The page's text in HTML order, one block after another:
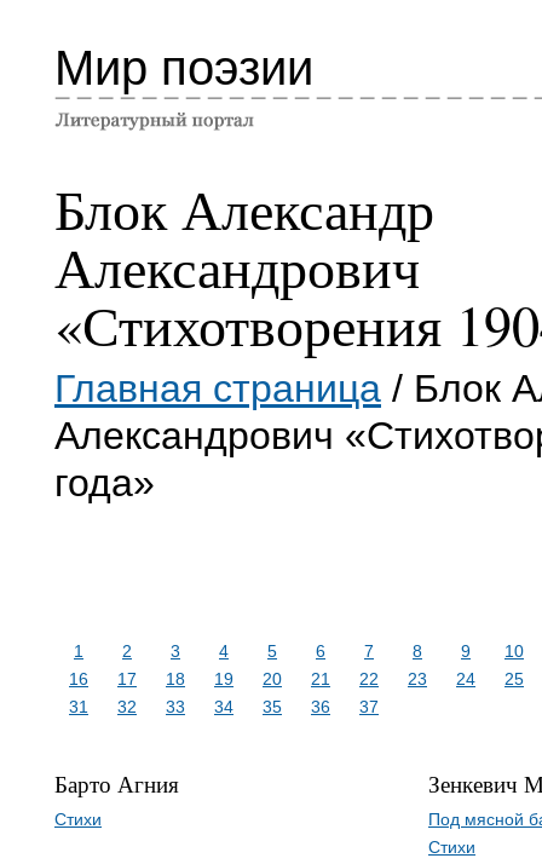
Мир поэзии
Блок Александр
Александрович
«Стихотворения
Главная страница / Блок
Александрович
года»
1 2 3 4 5 6 7 8 9
10
16
17 18 19 20 21 22 23 24
25
31
32 33 34 35 36 37
Барто Агния
Стихи
Зенкевич
Под мясной
Стихи